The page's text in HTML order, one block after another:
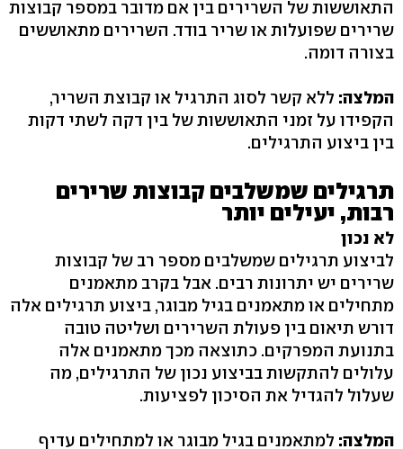
התאוששות של השרירים בין אם מדובר במספר קבוצות
שרירים שפועלות או שריר בודד. השרירים מתאוששים
בצורה דומה.
המלצה: ללא קשר לסוג התרגיל או קבוצת השריר,
הקפידו על זמני התאוששות של בין דקה לשתי דקות
בין ביצוע התרגילים.
תרגילים שמשלבים קבוצות שרירים
רבות, יעילים יותר
לא נכון
לביצוע תרגילים שמשלבים מספר רב של קבוצות
שרירים יש יתרונות רבים. אבל בקרב מתאמנים
מתחילים או מתאמנים בגיל מבוגר, ביצוע תרגילים אלה
דורש תיאום בין פעולת השרירים ושליטה טובה
בתנועת המפרקים. כתוצאה מכך מתאמנים אלה
עלולים להתקשות בביצוע נכון של התרגילים, מה
שעלול להגדיל את הסיכון לפציעות.
המלצה: למתאמנים בגיל מבוגר או למתחילים עדיף